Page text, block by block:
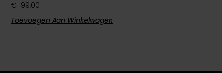
€ 199,00
Toevoegen Aan Winkelwagen